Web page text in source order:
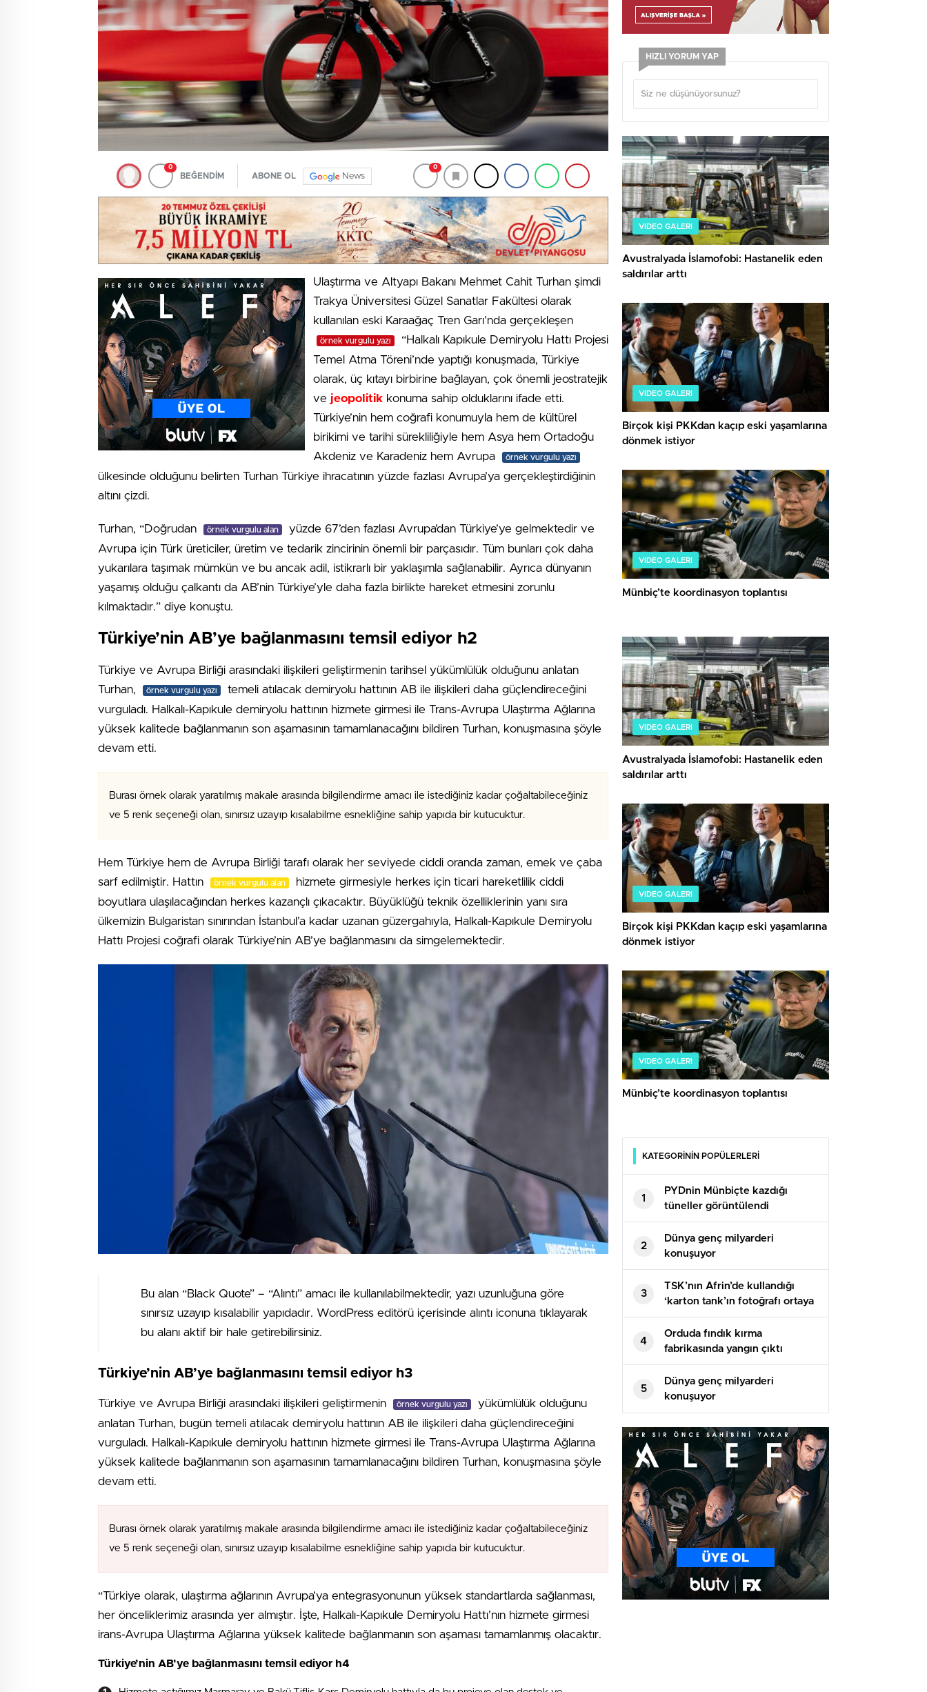
0
BEĞENDİM ABONE OL News
0
Ulaştırma ve Altyapı Bakanı Mehmet Cahit Turhan şimdi
Trakya Üniversitesi Güzel Sanatlar Fakültesi olarak
kullanılan eski Karaağaç Tren Garı’nda gerçekleşen
örnek vurgulu yazı
“Halkalı Kapıkule Demiryolu Hattı Projesi
Temel Atma Töreni’nde yaptığı konuşmada, Türkiye
olarak, üç kıtayı birbirine bağlayan, çok önemli jeostratejik
ve jeopolitik konuma sahip olduklarını ifade etti.
Türkiye’nin hem coğrafi konumuyla hem de kültürel
birikimi ve tarihi sürekliliğiyle hem Asya hem Ortadoğu
Akdeniz ve Karadeniz hem Avrupa
örnek vurgulu yazı
ülkesinde olduğunu belirten Turhan Türkiye ihracatının yüzde fazlası Avrupa’ya gerçekleştirdiğinin
altını çizdi.
Turhan, “Doğrudan örnek vurgulu alan
yüzde 67’den fazlası Avrupa’dan Türkiye’ye gelmektedir ve
Avrupa için Türk üreticiler, üretim ve tedarik zincirinin önemli bir parçasıdır. Tüm bunları çok daha
yukarılara taşımak mümkün ve bu ancak adil, istikrarlı bir yaklaşımla sağlanabilir. Ayrıca dünyanın
yaşamış olduğu çalkantı da AB’nin Türkiye’yle daha fazla birlikte hareket etmesini zorunlu
kılmaktadır.” diye konuştu.
Türkiye’nin AB’ye bağlanmasını temsil ediyor h2
Türkiye ve Avrupa Birliği arasındaki ilişkileri geliştirmenin tarihsel yükümlülük olduğunu anlatan
Turhan,
örnek vurgulu yazı
temeli atılacak demiryolu hattının AB ile ilişkileri daha güçlendireceğini
vurguladı. Halkalı-Kapıkule demiryolu hattının hizmete girmesi ile Trans-Avrupa Ulaştırma Ağlarına
yüksek kalitede bağlanmanın son aşamasının tamamlanacağını bildiren Turhan, konuşmasına şöyle
devam etti.
Burası örnek olarak yaratılmış makale arasında bilgilendirme amacı ile istediğiniz kadar çoğaltabileceğiniz
ve 5 renk seçeneği olan, sınırsız uzayıp kısalabilme esnekliğine sahip yapıda bir kutucuktur.
Hem Türkiye hem de Avrupa Birliği tarafı olarak her seviyede ciddi oranda zaman, emek ve çaba
sarf edilmiştir. Hattın
örnek vurgulu alan
hizmete girmesiyle herkes için ticari hareketlilik ciddi
boyutlara ulaşılacağından herkes kazançlı çıkacaktır. Büyüklüğü teknik özelliklerinin yanı sıra
ülkemizin Bulgaristan sınırından İstanbul’a kadar uzanan güzergahıyla, Halkalı-Kapıkule Demiryolu
Hattı Projesi coğrafi olarak Türkiye’nin AB’ye bağlanmasını da simgelemektedir.
Bu alan “Black Quote” – “Alıntı” amacı ile kullanılabilmektedir, yazı uzunluğuna göre
sınırsız uzayıp kısalabilir yapıdadır. WordPress editörü içerisinde alıntı iconuna tıklayarak
bu alanı aktif bir hale getirebilirsiniz.
Türkiye’nin AB’ye bağlanmasını temsil ediyor h3
Türkiye ve Avrupa Birliği arasındaki ilişkileri geliştirmenin örnek vurgulu yazı
yükümlülük olduğunu
anlatan Turhan, bugün temeli atılacak demiryolu hattının AB ile ilişkileri daha güçlendireceğini
vurguladı. Halkalı-Kapıkule demiryolu hattının hizmete girmesi ile Trans-Avrupa Ulaştırma Ağlarına
yüksek kalitede bağlanmanın son aşamasının tamamlanacağını bildiren Turhan, konuşmasına şöyle
devam etti.
Burası örnek olarak yaratılmış makale arasında bilgilendirme amacı ile istediğiniz kadar çoğaltabileceğiniz
ve 5 renk seçeneği olan, sınırsız uzayıp kısalabilme esnekliğine sahip yapıda bir kutucuktur.
“Türkiye olarak, ulaştırma ağlarının Avrupa’ya entegrasyonunun yüksek standartlarda sağlanması,
her önceliklerimiz arasında yer almıştır. İşte, Halkalı-Kapıkule Demiryolu Hattı’nın hizmete girmesi
irans-Avrupa Ulaştırma Ağlarına yüksek kalitede bağlanmanın son aşaması tamamlanmış olacaktır.
Türkiye’nin AB’ye bağlanmasını temsil ediyor h4
HIZLI YORUM YAP
VIDEO GALERI
Avustralyada İslamofobi: Hastanelik eden
saldırılar arttı
VIDEO GALERI
Birçok kişi PKKdan kaçıp eski yaşamlarına
dönmek istiyor
VIDEO GALERI
Münbiç’te koordinasyon toplantısı
VIDEO GALERI
Avustralyada İslamofobi: Hastanelik eden
saldırılar arttı
VIDEO GALERI
Birçok kişi PKKdan kaçıp eski yaşamlarına
dönmek istiyor
VIDEO GALERI
Münbiç’te koordinasyon toplantısı
KATEGORİNİN POPÜLERLERİ
1
PYDnin Münbiçte kazdığı
tüneller görüntülendi​
2
Dünya genç milyarderi
konuşuyor
3
TSK’nın Afrin’de kullandığı
‘karton tank’ın fotoğrafı ortaya
çıktı
4
Orduda fındık kırma
fabrikasında yangın çıktı
5
Dünya genç milyarderi
konuşuyor